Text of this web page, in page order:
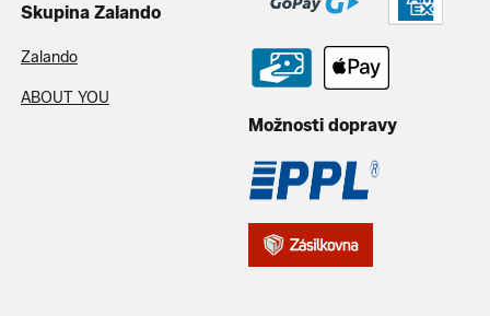
Skupina Zalando
Zalando
ABOUT YOU
Možnosti dopravy